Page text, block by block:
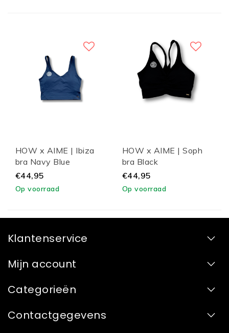
HOW x AIME | Ibiza
bra Navy Blue
€44,95
Op voorraad
HOW x AIME | Soph
bra Black
€44,95
Op voorraad
Klantenservice
Mijn account
Categorieën
Contactgegevens